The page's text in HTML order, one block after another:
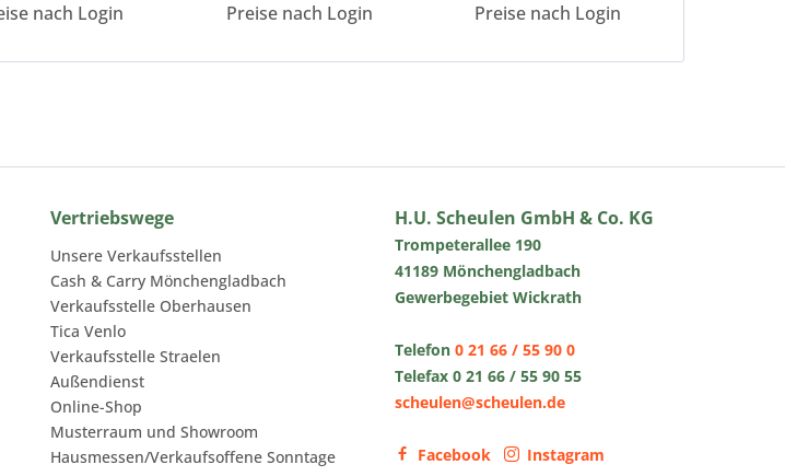
nach Login Preise nach Login Preise nach Login
Vertriebswege
Unsere Verkaufsstellen
Cash & Carry Mönchengladbach
Verkaufsstelle Oberhausen
Tica Venlo
Verkaufsstelle Straelen
Außendienst
Online-Shop
Musterraum und Showroom
Hausmessen/Verkaufsoffene Sonntage
H.U. Scheulen GmbH & Co. KG
Trompeterallee 190
41189 Mönchengladbach
Gewerbegebiet Wickrath
Telefon 0 21 66 / 55 90 0
Telefax 0 21 66 / 55 90 55
scheulen@scheulen.de
Facebook Instagram